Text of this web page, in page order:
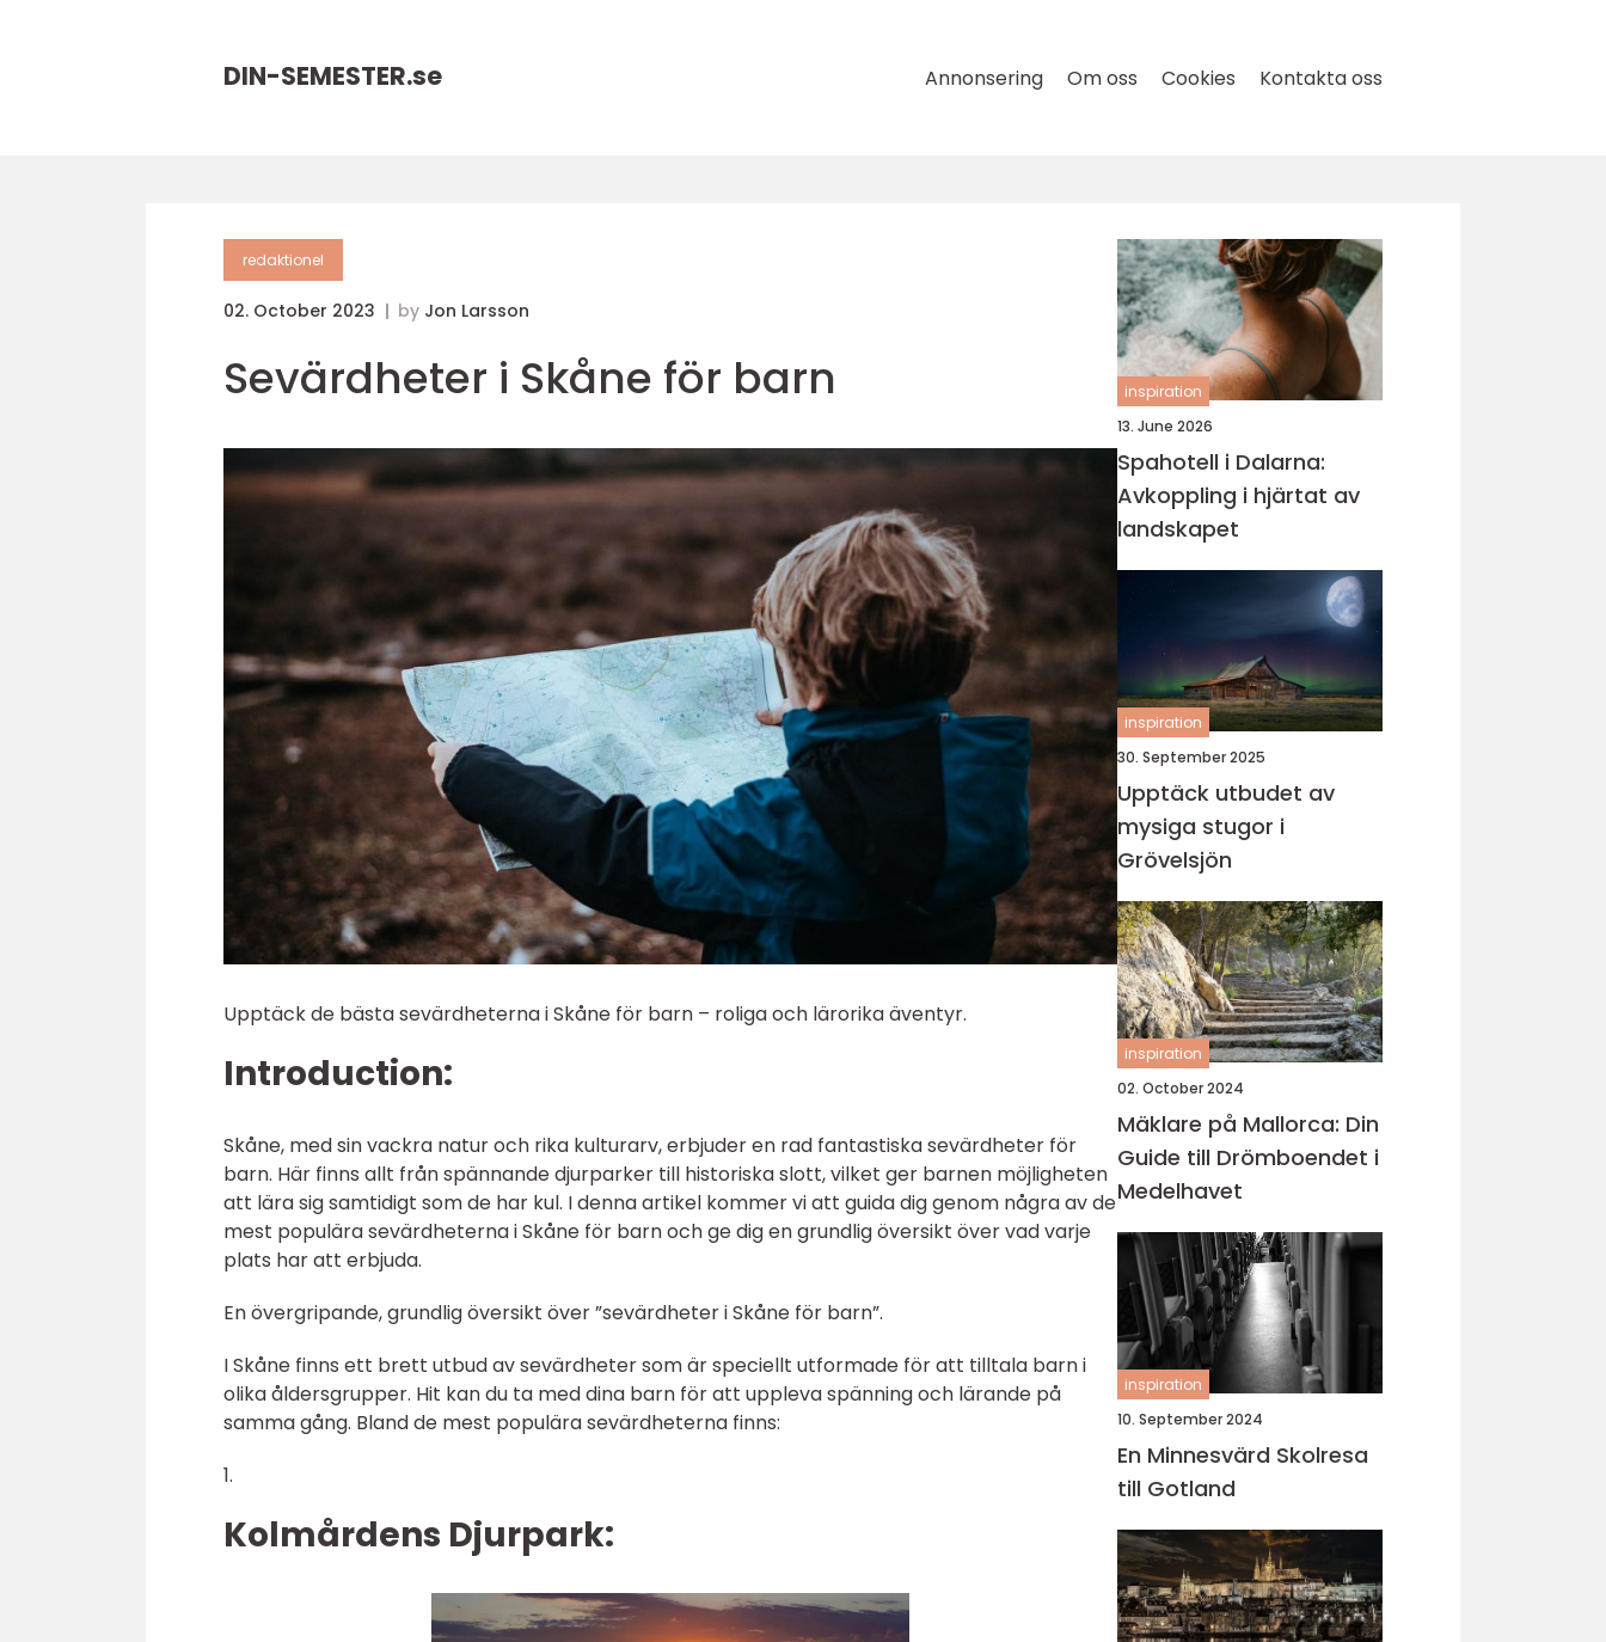
DIN-SEMESTER.se Annonsering Om oss Cookies Kontakta oss
redaktionel
02. October 2023 by Jon Larsson
Sevärdheter i Skåne för barn
Upptäck de bästa sevärdheterna i Skåne för barn – roliga och lärorika äventyr.
Introduction:
Skåne, med sin vackra natur och rika kulturarv, erbjuder en rad fantastiska sevärdheter för
barn. Här finns allt från spännande djurparker till historiska slott, vilket ger barnen möjligheten
att lära sig samtidigt som de har kul. I denna artikel kommer vi att guida dig genom några av de
mest populära sevärdheterna i Skåne för barn och ge dig en grundlig översikt över vad varje
plats har att erbjuda.
En övergripande, grundlig översikt över ”sevärdheter i Skåne för barn”.
I Skåne finns ett brett utbud av sevärdheter som är speciellt utformade för att tilltala barn i
olika åldersgrupper. Hit kan du ta med dina barn för att uppleva spänning och lärande på
samma gång. Bland de mest populära sevärdheterna finns:
1.
Kolmårdens Djurpark:
inspiration
13. June 2026
Spahotell i Dalarna:
Avkoppling i hjärtat av
landskapet
inspiration
30. September 2025
Upptäck utbudet av
mysiga stugor i
Grövelsjön
inspiration
02. October 2024
Mäklare på Mallorca: Din
Guide till Drömboendet i
Medelhavet
inspiration
10. September 2024
En Minnesvärd Skolresa
till Gotland